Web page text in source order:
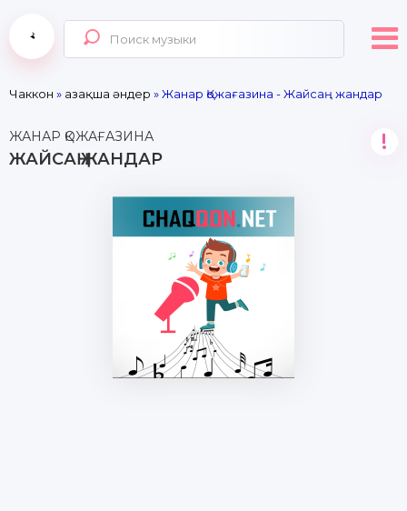
Чаккон » Қазақша әндер » Жанар Қожағазина - Жайсаң жандар
ЖАНАР ҚОЖАҒАЗИНА
ЖАЙСАҢ ЖАНДАР
!